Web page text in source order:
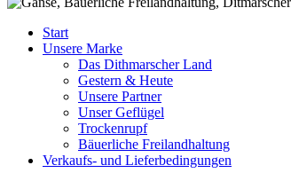
Start
Unsere Marke
Das Dithmarscher Land
Gestern & Heute
Unsere Partner
Unser Geflügel
Trockenrupf
Bäuerliche Freilandhaltung
Verkaufs- und Lieferbedingungen